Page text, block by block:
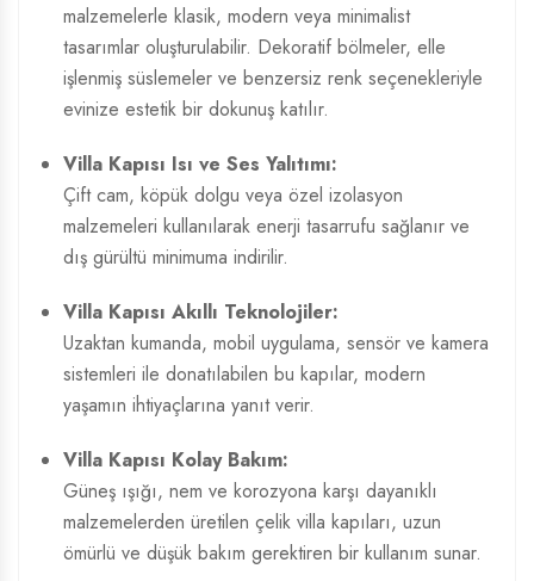
malzemelerle klasik, modern veya minimalist
tasarımlar oluşturulabilir. Dekoratif bölmeler, elle
işlenmiş süslemeler ve benzersiz renk seçenekleriyle
evinize estetik bir dokunuş katılır.
Villa Kapısı Isı ve Ses Yalıtımı:
Çift cam, köpük dolgu veya özel izolasyon
malzemeleri kullanılarak enerji tasarrufu sağlanır ve
dış gürültü minimuma indirilir.
Villa Kapısı Akıllı Teknolojiler:
Uzaktan kumanda, mobil uygulama, sensör ve kamera
sistemleri ile donatılabilen bu kapılar, modern
yaşamın ihtiyaçlarına yanıt verir.
Villa Kapısı Kolay Bakım:
Güneş ışığı, nem ve korozyona karşı dayanıklı
malzemelerden üretilen çelik villa kapıları, uzun
ömürlü ve düşük bakım gerektiren bir kullanım sunar.